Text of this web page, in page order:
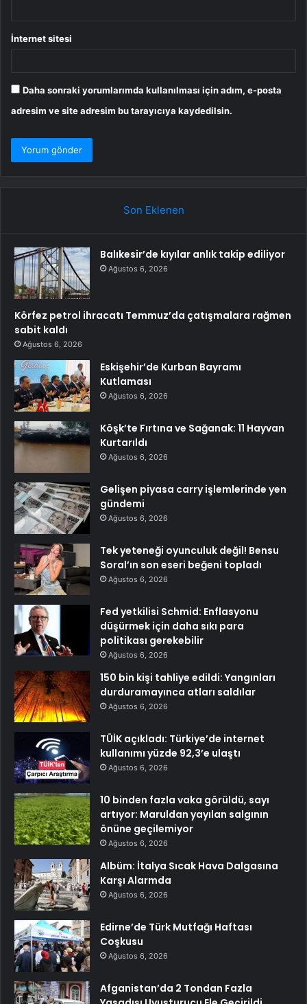
İnternet sitesi
Daha sonraki yorumlarımda kullanılması için adım, e-posta
adresim ve site adresim bu tarayıcıya kaydedilsin.
Son Eklenen
Balıkesir’de kıyılar anlık takip ediliyor
Ağustos 6, 2026
Körfez petrol ihracatı Temmuz’da çatışmalara rağmen
sabit kaldı
Ağustos 6, 2026
Eskişehir’de Kurban Bayramı
Kutlaması
Ağustos 6, 2026
Köşk’te Fırtına ve Sağanak: 11 Hayvan
Kurtarıldı
Ağustos 6, 2026
Gelişen piyasa carry işlemlerinde yen
gündemi
Ağustos 6, 2026
Tek yeteneği oyunculuk değil! Bensu
Soral’ın son eseri beğeni topladı
Ağustos 6, 2026
Fed yetkilisi Schmid: Enflasyonu
düşürmek için daha sıkı para
politikası gerekebilir
Ağustos 6, 2026
150 bin kişi tahliye edildi: Yangınları
durduramayınca atları saldılar
Ağustos 6, 2026
TÜİK açıkladı: Türkiye’de internet
kullanımı yüzde 92,3’e ulaştı
Ağustos 6, 2026
10 binden fazla vaka görüldü, sayı
artıyor: Maruldan yayılan salgının
önüne geçilemiyor
Ağustos 6, 2026
Albüm: İtalya Sıcak Hava Dalgasına
Karşı Alarmda
Ağustos 6, 2026
Edirne’de Türk Mutfağı Haftası
Coşkusu
Ağustos 6, 2026
Afganistan’da 2 Tondan Fazla